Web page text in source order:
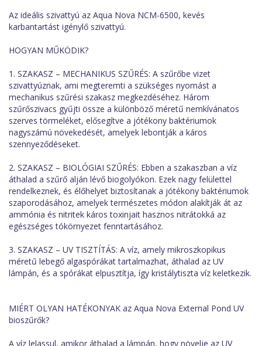
Az ideális szivattyú az Aqua Nova NCM-6500, kevés
karbantartást igénylő szivattyú.
HOGYAN MŰKÖDIK?
1. SZAKASZ – MECHANIKUS SZŰRÉS: A szűrőbe vizet
szivattyúznak, ami megteremti a szükséges nyomást a
mechanikus szűrési szakasz megkezdéséhez. Három
szűrőszivacs gyűjti össze a különböző méretű nemkívánatos
szerves törmeléket, elősegítve a jótékony baktériumok
nagyszámú növekedését, amelyek lebontják a káros
szennyeződéseket.
2. SZAKASZ – BIOLÓGIAI SZŰRÉS: Ebben a szakaszban a víz
áthalad a szűrő alján lévő biogolyókon. Ezek nagy felülettel
rendelkeznek, és élőhelyet biztosítanak a jótékony baktériumok
szaporodásához, amelyek természetes módon alakítják át az
ammónia és nitritek káros toxinjait hasznos nitrátokká az
egészséges tókörnyezet fenntartásához.
3. SZAKASZ – UV TISZTÍTÁS: A víz, amely mikroszkopikus
méretű lebegő algaspórákat tartalmazhat, áthalad az UV
lámpán, és a spórákat elpusztítja, így kristálytiszta víz keletkezik.
MIÉRT OLYAN HATÉKONYAK az Aqua Nova External Pond UV
bioszűrők?
A víz lelassul, amikor áthalad a lámpán, hogy növelje az UV